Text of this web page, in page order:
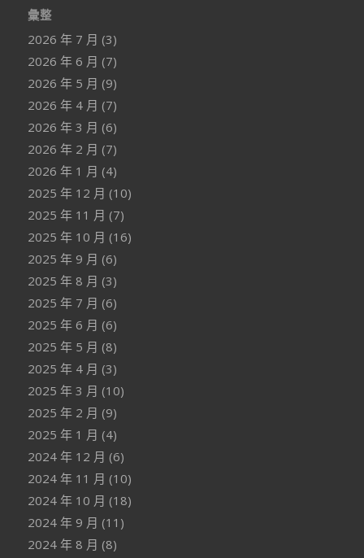
彙整
2026 年 7 月 (3)
2026 年 6 月 (7)
2026 年 5 月 (9)
2026 年 4 月 (7)
2026 年 3 月 (6)
2026 年 2 月 (7)
2026 年 1 月 (4)
2025 年 12 月 (10)
2025 年 11 月 (7)
2025 年 10 月 (16)
2025 年 9 月 (6)
2025 年 8 月 (3)
2025 年 7 月 (6)
2025 年 6 月 (6)
2025 年 5 月 (8)
2025 年 4 月 (3)
2025 年 3 月 (10)
2025 年 2 月 (9)
2025 年 1 月 (4)
2024 年 12 月 (6)
2024 年 11 月 (10)
2024 年 10 月 (18)
2024 年 9 月 (11)
2024 年 8 月 (8)